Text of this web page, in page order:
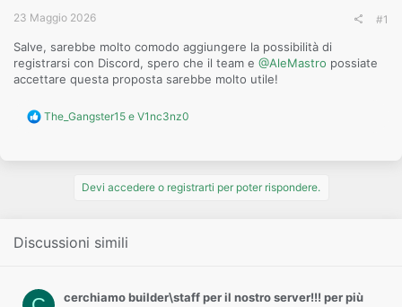
23 Maggio 2026 #1
Salve, sarebbe molto comodo aggiungere la possibilità di
registrarsi con Discord, spero che il team e @AleMastro possiate
accettare questa proposta sarebbe molto utile!
R
c
:
The_Gangster15 e V1nc3nz0
Devi accedere o registrarti per poter rispondere.
Discussioni simili
cerchiamo builder\staff per il nostro server!!! per più